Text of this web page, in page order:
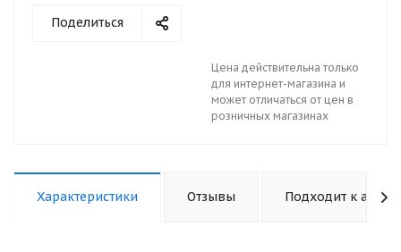
Поделиться
Цена действительна только
для интернет-магазина и
может отличаться от цен в
розничных магазинах
Характеристики Отзывы Подходит к авто